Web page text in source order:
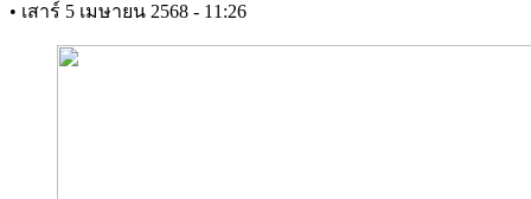
• เสาร์ 5 เมษายน 2568 - 11:26